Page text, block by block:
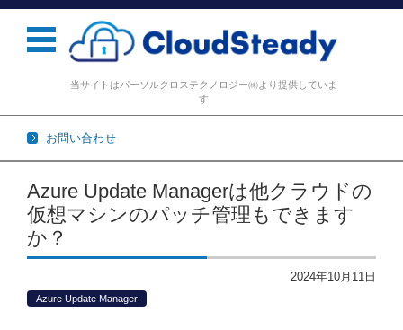
当サイトはパーソルクロステクノロジー㈱より提供していま
す
お問い合わせ
コンテンツに移動
Azure Update Managerは他クラウドの
仮想マシンのパッチ管理もできます
か？
2024年10月11日
Azure Update Manager